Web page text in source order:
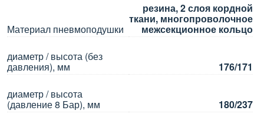
Материал пневмоподушки
резина, 2 слоя кордной
ткани, многопроволочное
межсекционное кольцо
диаметр / высота (без
давления), мм
176/171
диаметр / высота
(давление 8 Бар), мм
180/237